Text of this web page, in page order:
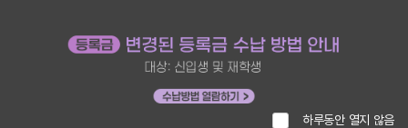
하루동안 열지 않음